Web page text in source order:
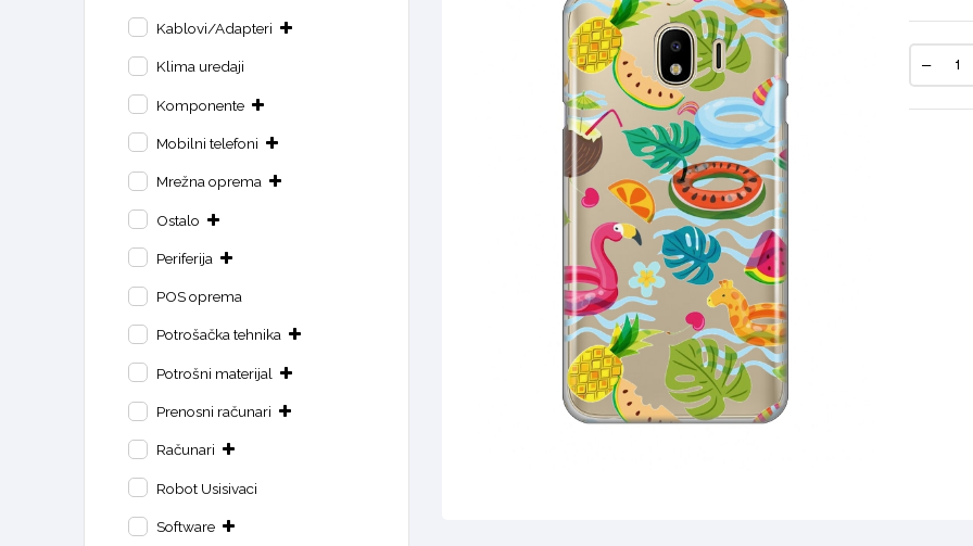
Kablovi/Adapteri
Klima uredaji
Komponente
Mobilni telefoni
Mrežna oprema
Ostalo
Periferija
POS oprema
Potrošačka tehnika
Potrošni materijal
Prenosni računari
Računari
Robot Usisivaci
Software